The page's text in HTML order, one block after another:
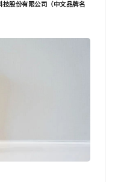
股份有限公司（中文品牌名